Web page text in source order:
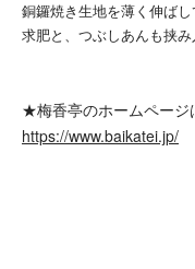
銅鑼焼き生地を薄く伸ば
求肥と、つぶしあんも挟
★梅香亭のホームページ
https://www.baikatei.jp/